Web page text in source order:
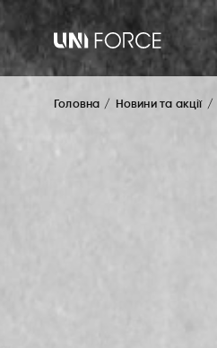
Головна Новини та акції